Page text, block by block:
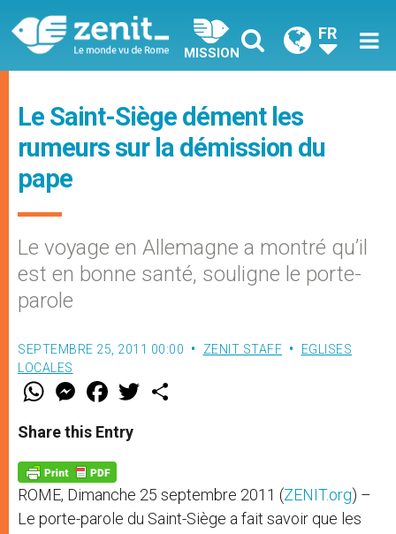
MISSION
FR
Le Saint-Siège dément les
rumeurs sur la démission du
pape
Le voyage en Allemagne a montré qu’il
est en bonne santé, souligne le porte-
parole
SEPTEMBRE 25, 2011 00:00 ZENIT STAFF
EGLISES
LOCALES
W
t
s
p
p
M
e
s
e
g
e
r
F
a
e
b
o
k
w
Share this Entry
ROME, Dimanche 25 septembre 2011 (ZENIT.org) –
Le porte-parole du Saint-Siège a fait savoir que les